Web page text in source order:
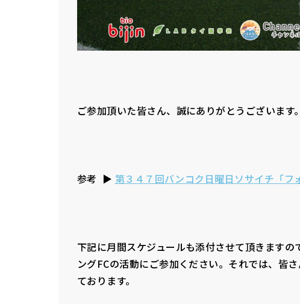
ご参加頂いた皆さん、誠にありがとうございます。
参考 ▶︎ 第３４７回バンコク日曜日ソサイチ「フ
下記に月間スケジュールも添付させて頂きます
ングFCの活動にご参加ください。それでは、皆
ております。